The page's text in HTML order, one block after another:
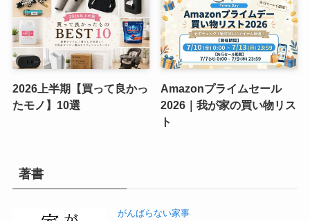
2026上半期【買って良かっ
たモノ】10選
Amazonプライムセール
2026｜我が家の買い物リス
ト
著書
がんばらない家事